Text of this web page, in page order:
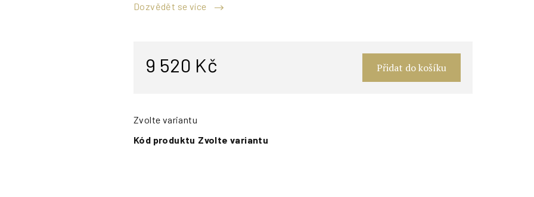
Dozvědět se více
9 520 Kč Přidat do košíku
Zvolte variantu
Kód produktu Zvolte variantu